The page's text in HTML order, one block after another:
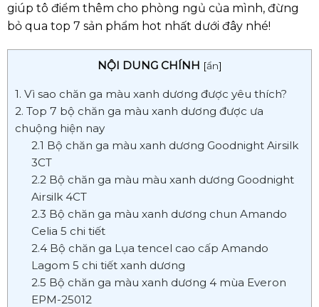
giúp tô điểm thêm cho phòng ngủ của mình, đừng
bỏ qua top 7 sản phẩm hot nhất dưới đây nhé!
NỘI DUNG CHÍNH [ẩn]
1. Vì sao chăn ga màu xanh dương được yêu thích?
2. Top 7 bộ chăn ga màu xanh dương được ưa
chuộng hiện nay
2.1 Bộ chăn ga màu xanh dương Goodnight Airsilk
3CT
2.2 Bộ chăn ga màu màu xanh dương Goodnight
Airsilk 4CT
2.3 Bộ chăn ga màu xanh dương chun Amando
Celia 5 chi tiết
2.4 Bộ chăn ga Lụa tencel cao cấp Amando
Lagom 5 chi tiết xanh dương
2.5 Bộ chăn ga màu xanh dương 4 mùa Everon
EPM-25012